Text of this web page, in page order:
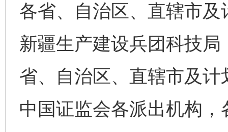
各省、自治区、直辖市
新疆生产建设兵团科技
省、自治区、直辖市及
中国证监会各派出机构